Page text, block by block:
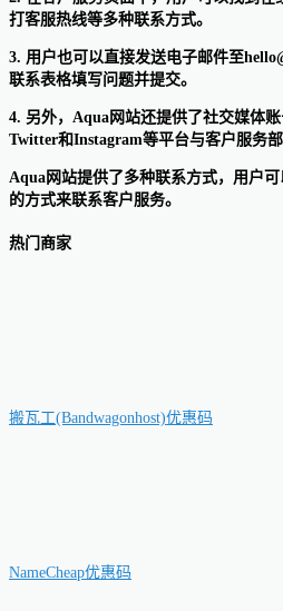
打客服热线等多种联系方式。
3. 用户也可以直接发送电子邮件至
联系表格填写问题并提交。
4. 另外，Aqua网站还提供了社交媒体账
Twitter和Instagram等平台与客户服务部
Aqua网站提供了多种联系方式，用户
的方式来联系客户服务。
热门商家
搬瓦工(Bandwagonhost)优惠码
NameCheap优惠码